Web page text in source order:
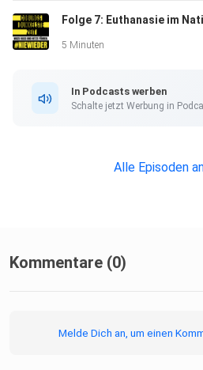
Wirtschaft.
5 Minuten
In Podcasts werben
Schalte jetzt Werbung in
Alle Episoden
Kommentare (0)
Melde Dich an, um einen